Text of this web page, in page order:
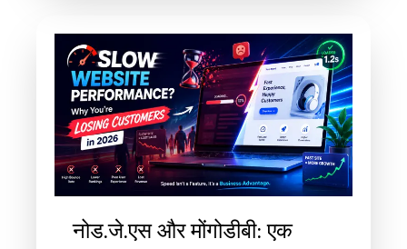
नोड.जे.एस और मोंगोडीबी: एक